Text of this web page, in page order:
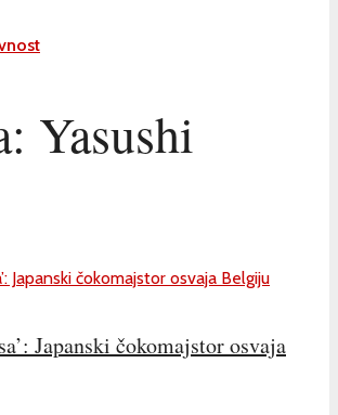
Yasushi
Japanski čokomajstor osvaja